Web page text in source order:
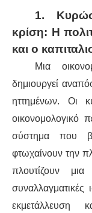
1.
κρίση: Η
και ο
Μια
δημιουργεί
ηττημένων. Οι
οικονομολογικό
σύστημα που
φτωχαίνουν την
πλουτίζουν
συναλλαγματικές
εκμετάλλευση